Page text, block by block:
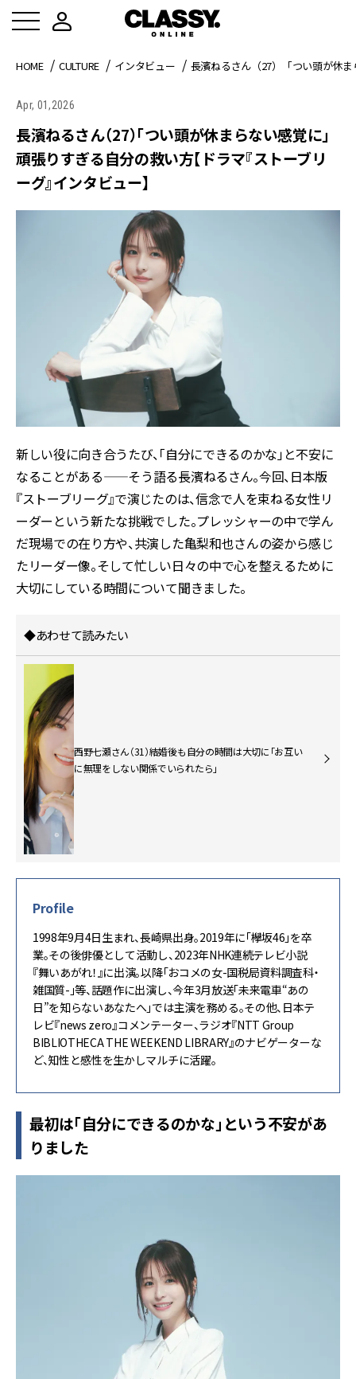
HOME CULTURE インタビュー 長濱ねるさん（27）「つい頭が休
Apr, 01,2026
長濱ねるさん（27）「つい頭が休まらない感覚に」
頑張りすぎる自分の救い方【ドラマ『ストーブリ
ーグ』インタビュー】
新しい役に向き合うたび、「自分にできるのかな」と不安に
なることがある——そう語る長濱ねるさん。今回、日本版
『ストーブリーグ』で演じたのは、信念で人を束ねる女性リ
ーダーという新たな挑戦でした。プレッシャーの中で学ん
だ現場での在り方や、共演した亀梨和也さんの姿から感じ
たリーダー像。そして忙しい日々の中で心を整えるために
大切にしている時間について聞きました。
◆あわせて読みたい
西野七瀬さん（31）結婚後も自分の時間は大切に「お互い
に無理をしない関係でいられたら」
Profile
1998年9月4日生まれ、長崎県出身。2019年に「欅坂46」を卒
業。その後俳優として活動し、2023年NHK連続テレビ小説
『舞いあがれ！』に出演。以降「おコメの女-国税局資料調査科・
雑国質-」等、話題作に出演し、今年3月放送「未来電車“あの
日”を知らないあなたへ」では主演を務める。その他、日本テ
レビ『news zero』コメンテーター、ラジオ『NTT Group
BIBLIOTHECA THE WEEKEND LIBRARY』のナビゲーターな
ど、知性と感性を生かしマルチに活躍。
最初は「自分にできるのかな」という不安があ
りました